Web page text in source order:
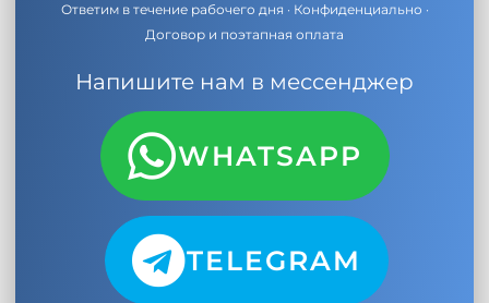
Ответим в течение рабочего дня · Конфиденциально ·
Договор и поэтапная оплата
Напишите нам в мессенджер
WHATSAPP
TELEGRAM